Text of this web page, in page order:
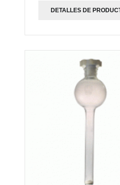
DETALLES DE